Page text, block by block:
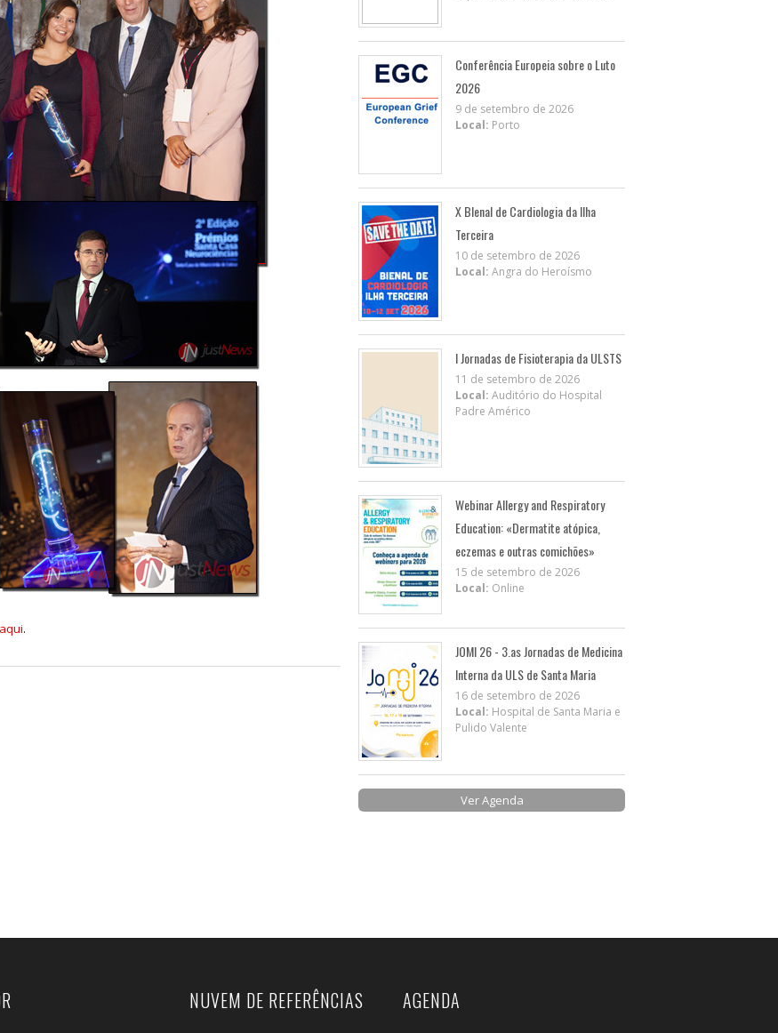
aqui.
Conferência Europeia sobre o Luto
2026
9 de setembro de 2026
Local: Porto
X BIenal de Cardiologia da Ilha
Terceira
10 de setembro de 2026
Local: Angra do Heroísmo
I Jornadas de Fisioterapia da ULSTS
11 de setembro de 2026
Local: Auditório do Hospital
Padre Américo
Webinar Allergy and Respiratory
Education: «Dermatite atópica,
eczemas e outras comichões»
15 de setembro de 2026
Local: Online
JOMI 26 - 3.as Jornadas de Medicina
Interna da ULS de Santa Maria
16 de setembro de 2026
Local: Hospital de Santa Maria e
Pulido Valente
Ver Agenda
NUVEM DE REFERÊNCIAS AGENDA